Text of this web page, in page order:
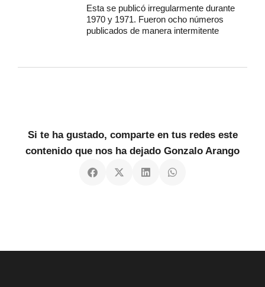
Esta se publicó irregularmente durante
1970 y 1971. Fueron ocho números
publicados de manera intermitente
Si te ha gustado, comparte en tus redes este
contenido que nos ha dejado Gonzalo Arango